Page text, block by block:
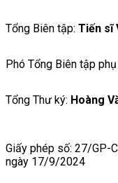
Tổng Biên tập: Tiến sĩ
Phó Tổng Biên tập
Tổng Thư ký: Hoàng
Giấy phép số: 27/GP-
ngày 17/9/2024